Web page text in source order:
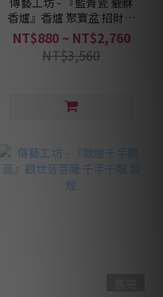
香爐』香爐 聚寶盆 招財香
爐
NT$880 ~ NT$2,760
NT$3,560